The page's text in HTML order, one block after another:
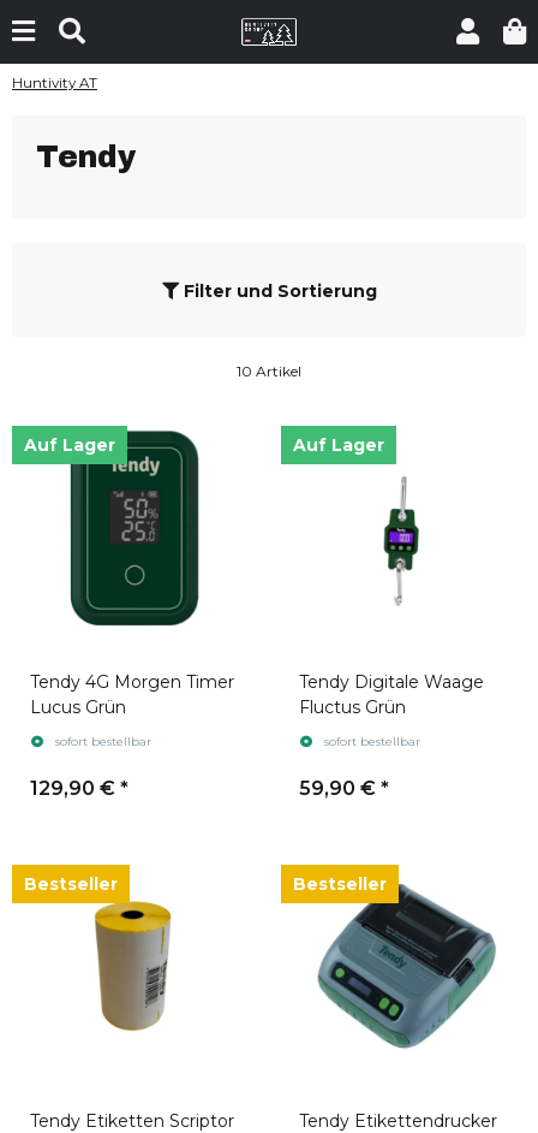
Huntivity AT
Tendy
Filter und Sortierung
10 Artikel
Auf Lager
Tendy 4G Morgen Timer
Lucus Grün
sofort bestellbar
129,90 € *
Auf Lager
Tendy Digitale Waage
Fluctus Grün
sofort bestellbar
59,90 € *
Bestseller
Tendy Etiketten Scriptor
Bestseller
Tendy Etikettendrucker